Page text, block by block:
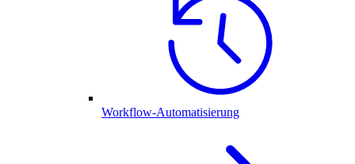
Workflow-Automatisierung